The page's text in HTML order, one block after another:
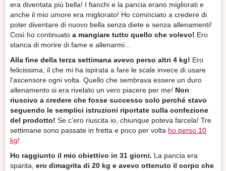
era diventata più bella! I fianchi e la pancia erano migliorati e
anche il mio umore era migliorato! Ho cominciato a credere di
poter diventare di nuovo bella senza diete e senza allenamenti!
Così ho continuato a mangiare tutto quello che volevo! Ero
stanca di morire di fame e allenarmi...
Alla fine della terza settimana avevo perso altri 4 kg! Ero
felicissima, il che mi ha ispirata a fare le scale invece di usare
l'ascensore ogni volta. Quello che sembrava essere un duro
allenamento si era rivelato un vero piacere per me! Non
riuscivo a credere che fosse successo solo perché stavo
seguendo le semplici istruzioni riportate sulla confezione
del prodotto! Se c'ero riuscita io, chiunque poteva farcela! Tre
settimane sono passate in fretta e poco per volta ho perso 10
kg!
Ho raggiunto il mio obiettivo in 31 giorni. La pancia era
sparita, ero dimagrita di 20 kg e avevo ottenuto il corpo che